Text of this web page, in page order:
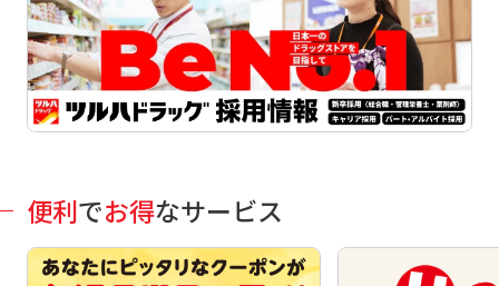
便利でお得なサービス